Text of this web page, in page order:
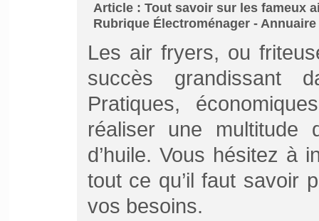
Article : Tout savoir sur les fameux
Rubrique Électroménager -
Les air fryers, ou
succès grandissant
Pratiques,
réaliser une
d’huile. Vous hésitez à
tout ce qu’il faut savoir
vos besoins.